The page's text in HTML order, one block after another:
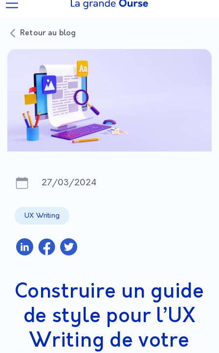
Retour au blog
27/03/2024
UX Writing
Construire un guide
de style pour l’UX
Writing de votre